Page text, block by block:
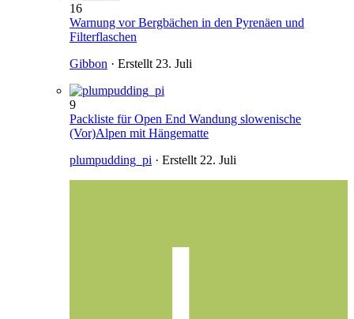
16
Warnung vor Bergbächen in den Pyrenäen und
Filterflaschen
Gibbon · Erstellt 23. Juli
9
Packliste für Open End Wandung slowenische
(Vor)Alpen mit Hängematte
plumpudding_pi · Erstellt 22. Juli